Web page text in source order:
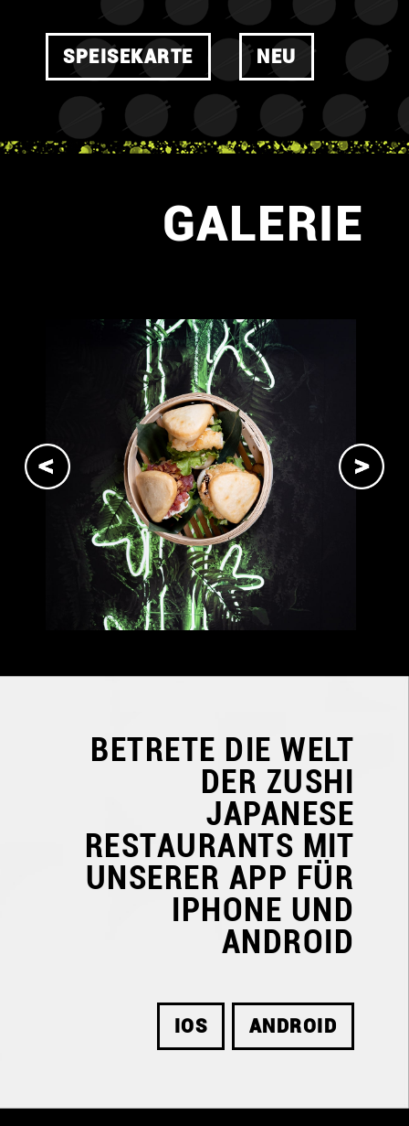
SPEISEKARTE NEU
GALERIE
BETRETE DIE WELT
DER ZUSHI
JAPANESE
RESTAURANTS MIT
UNSERER APP FÜR
IPHONE UND
ANDROID
IOS ANDROID